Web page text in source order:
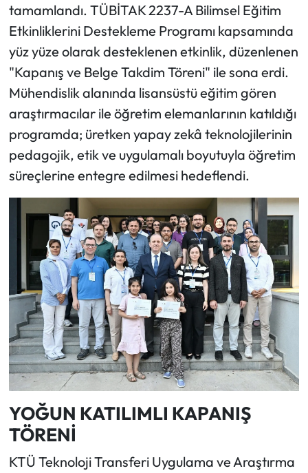
tamamlandı. TÜBİTAK 2237-A Bilimsel Eğitim
Etkinliklerini Destekleme Programı kapsamında
yüz yüze olarak desteklenen etkinlik, düzenlenen
"Kapanış ve Belge Takdim Töreni" ile sona erdi.
Mühendislik alanında lisansüstü eğitim gören
araştırmacılar ile öğretim elemanlarının katıldığı
programda; üretken yapay zekâ teknolojilerinin
pedagojik, etik ve uygulamalı boyutuyla öğretim
süreçlerine entegre edilmesi hedeflendi.
YOĞUN KATILIMLI KAPANIŞ
TÖRENİ
KTÜ Teknoloji Transferi Uygulama ve Araştırma